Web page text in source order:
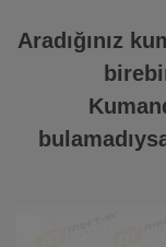
Aradığınız